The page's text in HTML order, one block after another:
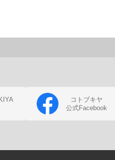
コトブキヤ
公式Facebook